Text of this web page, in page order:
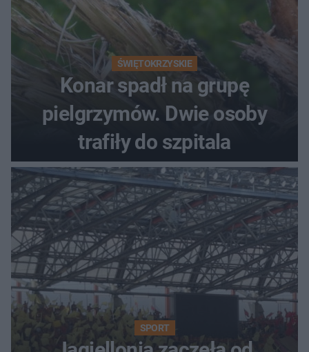
ŚWIĘTOKRZYSKIE
Konar spadł na grupę
pielgrzymów. Dwie osoby
trafiły do szpitala
SPORT